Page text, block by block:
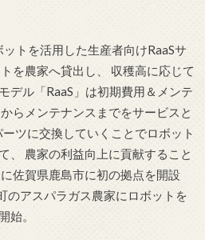
トを活用した生産者向けRaaSサ
を農家へ貸出し、 収穫高に応じて
デル「RaaS」は初期費用＆メンテ
らメンテナンスまでをサービスと
ツに交換していくことでロボット
、 農家の利益向上に貢献すること
佐賀県鹿島市に初の拠点を開設
のアスパラガス農家にロボットを
始。